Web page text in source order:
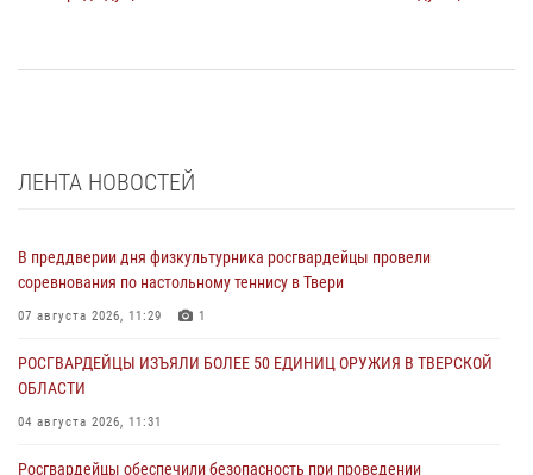
ЛЕНТА НОВОСТЕЙ
В преддверии дня физкультурника росгвардейцы провели
соревнования по настольному теннису в Твери
07 августа 2026, 11:29 1
РОСГВАРДЕЙЦЫ ИЗЪЯЛИ БОЛЕЕ 50 ЕДИНИЦ ОРУЖИЯ В ТВЕРСКОЙ
ОБЛАСТИ
04 августа 2026, 11:31
Росгвардейцы обеспечили безопасность при проведении